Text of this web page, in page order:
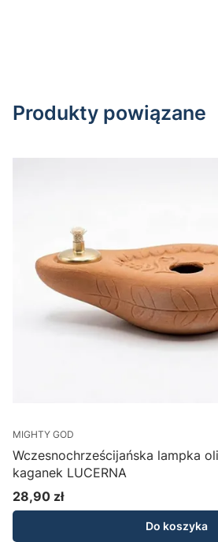
Produkty powiązane
MIGHTY GOD
Wczesnochrześcijańska lampka
kaganek LUCERNA
Cena
28,90 zł
Do koszyka